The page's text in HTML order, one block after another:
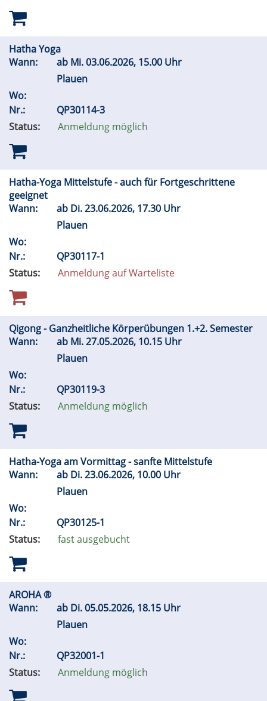
Hatha Yoga
Wann:
ab Mi.03.06.2026, 15.00 Uhr
Plauen
Wo:
Nr.:
QP30114-3
Status:
Anmeldung möglich
Hatha-Yoga Mittelstufe - auch für Fortgeschrittene
geeignet
Wann:
ab Di.23.06.2026, 17.30 Uhr
Plauen
Wo:
Nr.:
QP30117-1
Status:
Anmeldung auf Warteliste
Qigong - Ganzheitliche Körperübungen 1.+2. Semester
Wann:
ab Mi.27.05.2026, 10.15 Uhr
Plauen
Wo:
Nr.:
QP30119-3
Status:
Anmeldung möglich
Hatha-Yoga am Vormittag - sanfte Mittelstufe
Wann:
ab Di.23.06.2026, 10.00 Uhr
Plauen
Wo:
Nr.:
QP30125-1
Status:
fast ausgebucht
AROHA ®
Wann:
ab Di.05.05.2026, 18.15 Uhr
Plauen
Wo:
Nr.:
QP32001-1
Status:
Anmeldung möglich